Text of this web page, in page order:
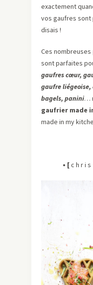
exactement
vos gaufres
disais !
Ces nombreuses
sont parfaites
gaufres cœur,
gaufre liégeoise,
bagels, panini…
gaufrier made
made in my
• [c h r i s